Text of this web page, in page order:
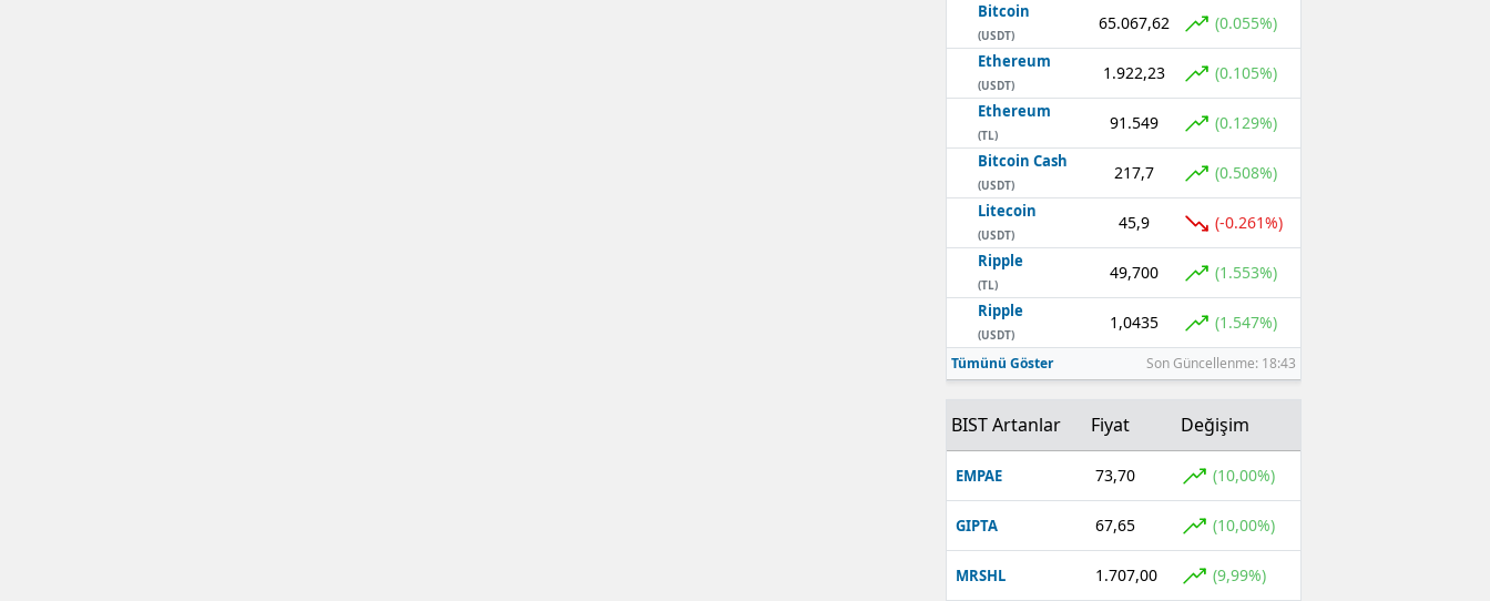
Bitcoin
(USDT)
65.067,62 (0.055%)
Ethereum
(USDT)
1.922,23 (0.105%)
Ethereum
(TL)
91.549 (0.129%)
Bitcoin Cash
(USDT)
217,7 (0.508%)
Litecoin
(USDT)
45,9 (-0.261%)
Ripple
(TL)
49,700 (1.553%)
Ripple
(USDT)
1,0435 (1.547%)
Tümünü Göster Son Güncellenme: 18:43
BIST Artanlar Fiyat Değişim
EMPAE 73,70 (10,00%)
GIPTA 67,65 (10,00%)
MRSHL 1.707,00 (9,99%)